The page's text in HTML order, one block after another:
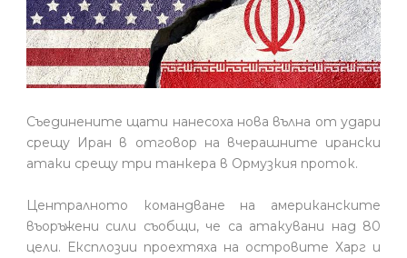
Съединените щати нанесоха нова вълна от удари
срещу Иран в отговор на вчерашните ирански
атаки срещу три танкера в Ормузкия проток.
Централното командване на американските
въоръжени сили съобщи, че са атакувани над 80
цели. Експлозии проехтяха на островите Харг и